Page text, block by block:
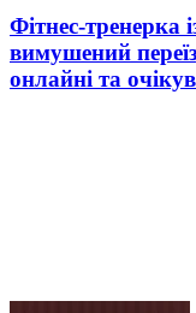
Фітнес-тренерка
вимушений
онлайні та